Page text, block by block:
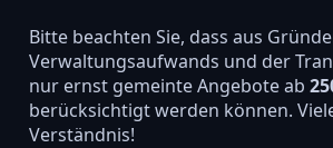
Bitte beachten Sie, dass aus
Verwaltungsaufwands und der
nur ernst gemeinte Angebote ab
berücksichtigt werden können.
Verständnis!